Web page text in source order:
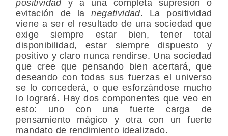
positividady a una completa supresión o
evitación de lanegatividad. La positividad
viene a ser el resultado de una sociedad que
exige siempre estar bien, tener total
disponibilidad, estar siempre dispuesto y
positivo y claro nunca rendirse. Una sociedad
que cree que pensando bien acertará, que
deseando con todas sus fuerzas el universo
se lo concederá, o que esforzándose mucho
lo logrará. Hay dos componentes que veo en
esto: uno con una fuerte carga de
pensamiento mágico y otra con un fuerte
mandato de rendimiento idealizado.